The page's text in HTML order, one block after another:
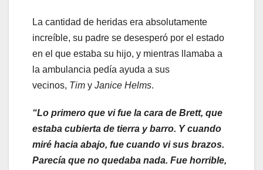
La cantidad de heridas era absolutamente
increíble, su padre se desesperó por el estado
en el que estaba su hijo, y mientras llamaba a
la ambulancia pedía ayuda a sus
vecinos, Tim y Janice Helms.
“Lo primero que vi fue la cara de Brett, que
estaba cubierta de tierra y barro. Y cuando
miré hacia abajo, fue cuando vi sus brazos.
Parecía que no quedaba nada. Fue horrible,